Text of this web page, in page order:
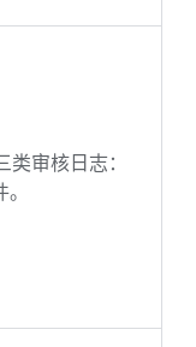
审核日志：